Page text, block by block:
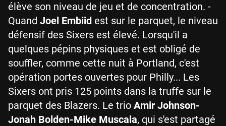
élève son niveau de jeu et de concentration. -
Quand Joel Embiid est sur le parquet, le niveau
défensif des Sixers est élevé. Lorsqu'il a
quelques pépins physiques et est obligé de
souffler, comme cette nuit à Portland, c'est
opération portes ouvertes pour Philly... Les
Sixers ont pris 125 points dans la truffe sur le
parquet des Blazers. Le trio Amir Johnson-
Jonah Bolden-Mike Muscala, qui s'est partagé